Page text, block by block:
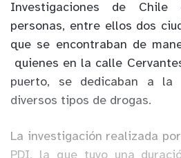
Investigaciones de Chile
personas, entre ellos dos
que se encontraban de
quienes en la calle
puerto, se dedicaban a la
diversos tipos de drogas.
La investigación realizada
PDI, la que tuvo una